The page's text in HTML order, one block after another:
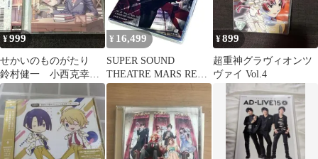
¥999
せかいのものがたり
鈴村健一 小西克幸
諏訪部順一 緑川光
CD 朗読
¥ 16,499
SUPER SOUND
THEATRE MARS RED
2015〈2枚組〉
¥899
超重神グラヴィオンツ
ヴァイ Vol.4